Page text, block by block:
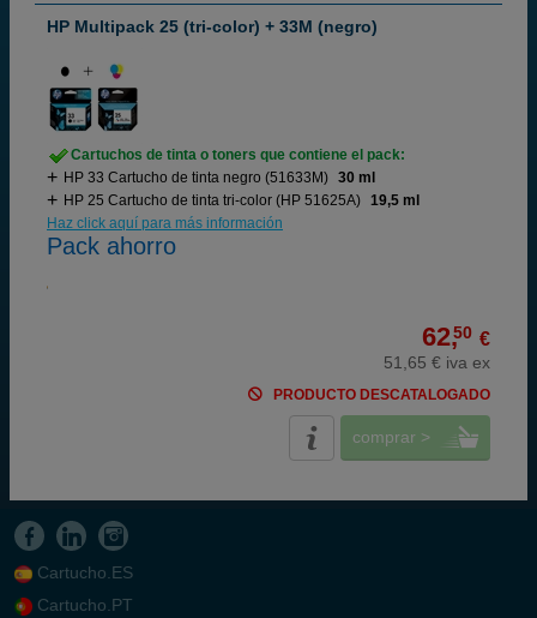
HP Multipack 25 (tri-color) + 33M (negro)
Cartuchos de tinta o toners que contiene el pack:
HP 33 Cartucho de tinta negro (51633M) 30 ml
HP 25 Cartucho de tinta tri-color (HP 51625A) 19,5 ml
Haz click aquí para más información
Pack ahorro
62,50 €
51,65 € iva ex
PRODUCTO DESCATALOGADO
comprar >
Cartucho.ES
Cartucho.PT